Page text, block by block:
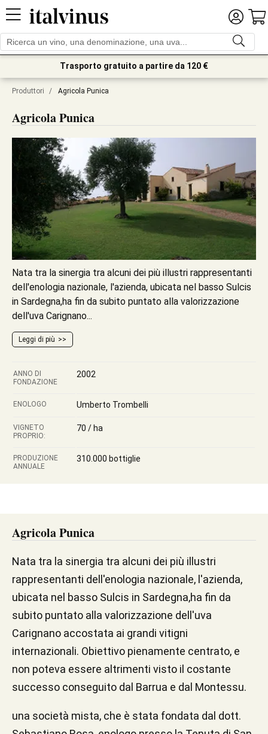
Trasporto gratuito a partire da 120 €
Produttori / Agricola Punica
Agricola Punica
Nata tra la sinergia tra alcuni dei più illustri rappresentanti
dell'enologia nazionale, l'azienda, ubicata nel basso Sulcis
in Sardegna,ha fin da subito puntato alla valorizzazione
dell'uva Carignano...
Leggi di più
ANNO DI
FONDAZIONE
2002
ENOLOGO Umberto Trombelli
VIGNETO
PROPRIO:
70 / ha
PRODUZIONE
ANNUALE
310.000 bottiglie
Agricola Punica
Nata tra la sinergia tra alcuni dei più illustri
rappresentanti dell'enologia nazionale, l'azienda,
ubicata nel basso Sulcis in Sardegna,ha fin da
subito puntato alla valorizzazione dell'uva
Carignano accostata ai grandi vitigni
internazionali. Obiettivo pienamente centrato, e
non poteva essere altrimenti visto il costante
successo conseguito dal Barrua e dal Montessu.
una società mista, che è stata fondata dal dott.